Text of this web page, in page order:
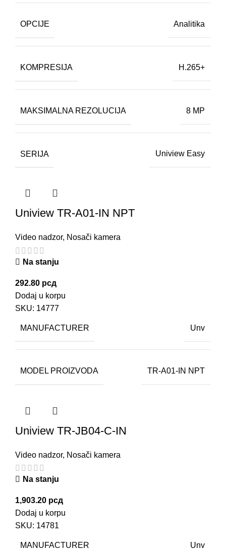
OPCIJE Analitika
KOMPRESIJA H.265+
MAKSIMALNA REZOLUCIJA 8 MP
SERIJA Uniview Easy
Uniview TR-A01-IN NPT
Video nadzor, Nosači kamera
Na stanju
292.80 рсд
Dodaj u korpu
SKU: 14777
MANUFACTURER Unv
MODEL PROIZVODA TR-A01-IN NPT
Uniview TR-JB04-C-IN
Video nadzor, Nosači kamera
Na stanju
1,903.20 рсд
Dodaj u korpu
SKU: 14781
MANUFACTURER Unv